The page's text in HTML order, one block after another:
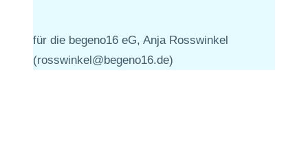
für die begeno16 eG, Anja Rosswinkel
(rosswinkel@begeno16.de)